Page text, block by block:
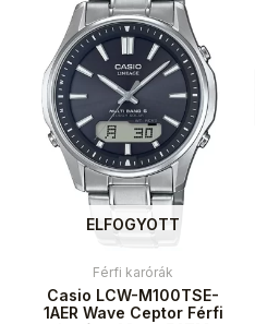
ELFOGYOTT
Férfi karórák
Casio LCW-M100TSE-
1AER Wave Ceptor Férfi